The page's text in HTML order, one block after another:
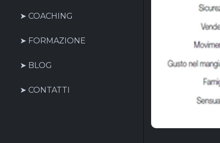
➤ COACHING
➤ FORMAZIONE
➤ BLOG
➤ CONTATTI